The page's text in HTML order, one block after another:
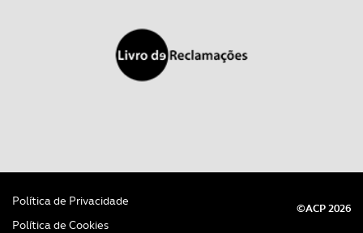
Política de Privacidade
Política de Cookies
©ACP 2026